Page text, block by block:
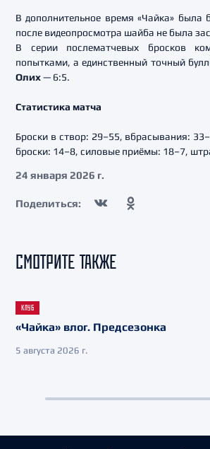
В дополнительное время «Чайка» была
после видеопросмотра шайба не была
В серии послематчевых бросков
попытками, а единственный точный
Олих— 6:5.
Статистика матча
Броски в створ: 29–55, вбрасывания:
броски: 14–8, силовые приёмы: 18–7,
24 января 2026 г.
Поделиться:
СМОТРИТЕ ТАКЖЕ
КЛУБ
«Чайка» влог. Предсезонка
5 августа 2026 г.